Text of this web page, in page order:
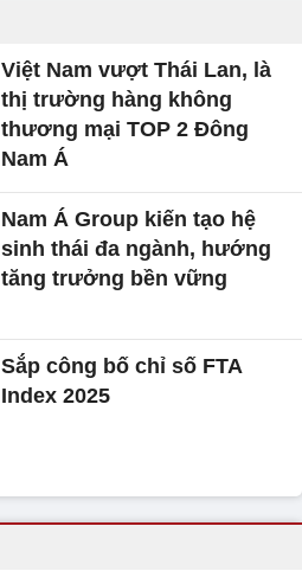
Việt Nam vượt Thái Lan, là
thị trường hàng không
thương mại TOP 2 Đông
Nam Á
Nam Á Group kiến tạo hệ
sinh thái đa ngành, hướng
tăng trưởng bền vững
Sắp công bố chỉ số FTA
Index 2025